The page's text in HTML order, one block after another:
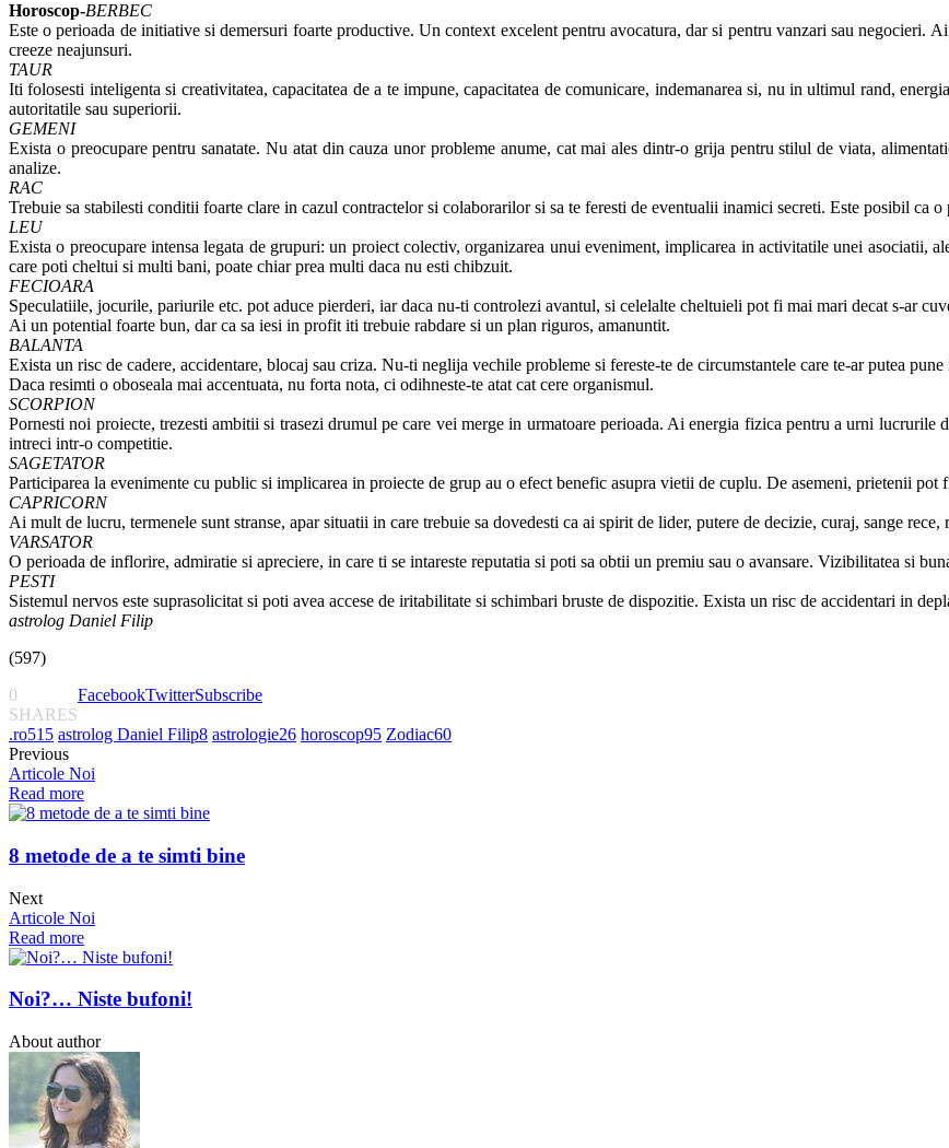
Horoscop-BERBEC
Este o perioada de initiative si demersuri foarte productive. Un context excelent pentru avocatura, dar si pentru vanzari sau negocieri.
creeze neajunsuri.
TAUR
Iti folosesti inteligenta si creativitatea, capacitatea de a te impune, capacitatea de comunicare, indemanarea si, nu in ultimul rand,
autoritatile sau superiorii.
GEMENI
Exista o preocupare pentru sanatate. Nu atat din cauza unor probleme anume, cat mai ales dintr-o grija pentru stilul de viata,
analize.
RAC
Trebuie sa stabilesti conditii foarte clare in cazul contractelor si colaborarilor si sa te feresti de eventualii inamici secreti. Este posibil ca
LEU
Exista o preocupare intensa legata de grupuri: un proiect colectiv, organizarea unui eveniment, implicarea in activitatile unei asociatii,
care poti cheltui si multi bani, poate chiar prea multi daca nu esti chibzuit.
FECIOARA
Speculatiile, jocurile, pariurile etc. pot aduce pierderi, iar daca nu-ti controlezi avantul, si celelalte cheltuieli pot fi mai mari decat s-ar
Ai un potential foarte bun, dar ca sa iesi in profit iti trebuie rabdare si un plan riguros, amanuntit.
BALANTA
Exista un risc de cadere, accidentare, blocaj sau criza. Nu-ti neglija vechile probleme si fereste-te de circumstantele care te-ar putea
Daca resimti o oboseala mai accentuata, nu forta nota, ci odihneste-te atat cat cere organismul.
SCORPION
Pornesti noi proiecte, trezesti ambitii si trasezi drumul pe care vei merge in urmatoare perioada. Ai energia fizica pentru a urni lucrurile
intreci intr-o competitie.
SAGETATOR
Participarea la evenimente cu public si implicarea in proiecte de grup au o efect benefic asupra vietii de cuplu. De asemeni, prietenii pot
CAPRICORN
Ai mult de lucru, termenele sunt stranse, apar situatii in care trebuie sa dovedesti ca ai spirit de lider, putere de decizie, curaj, sange
VARSATOR
O perioada de inflorire, admiratie si apreciere, in care ti se intareste reputatia si poti sa obtii un premiu sau o avansare. Vizibilitatea si
PESTI
Sistemul nervos este suprasolicitat si poti avea accese de iritabilitate si schimbari bruste de dispozitie. Exista un risc de accidentari in
astrolog Daniel Filip
(597)
0
SHARES
FacebookTwitterSubscribe
.ro515 astrolog Daniel Filip8 astrologie26 horoscop95 Zodiac60
Previous
Articole Noi
Read more
8 metode de a te simti bine
Next
Articole Noi
Read more
Noi?… Niste bufoni!
About author